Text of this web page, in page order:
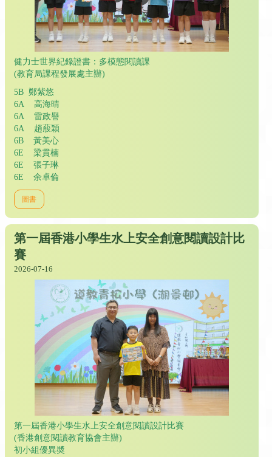
健力士世界紀錄證書：多模態閱讀課
(教育局課程發展處主辦)
5B 鄭紫悠
6A 高海晴
6A 雷政譽
6A 趙蒑穎
6B 黃美心
6E 梁貫楠
6E 張子琳
6E 余卓倫
圖書
第一屆香港小學生水上安全創意閱讀設計比
賽
2026-07-16
第一屆香港小學生水上安全創意閱讀設計比賽
(香港創意閱讀教育協會主辦)
初小組優異奬